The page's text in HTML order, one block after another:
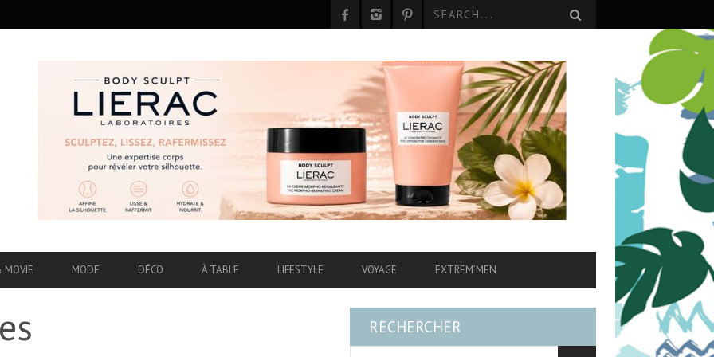
MOVIE MODE DÉCO À TABLE LIFESTYLE VOYAGE EXTREM’MEN
RECHERCHER